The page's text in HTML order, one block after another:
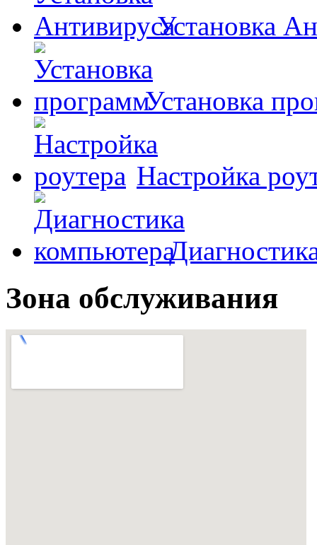
Установка
Установка
Настройка
Зона обслуживания